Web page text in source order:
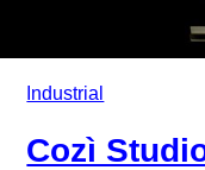
Industrial
Cozì